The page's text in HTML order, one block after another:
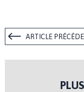
ARTICLE